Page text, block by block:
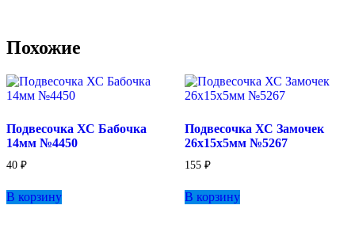
Похожие
Подвесочка ХС Бабочка
14мм №4450
40 ₽
В корзину
Подвесочка ХС Замочек
26х15х5мм №5267
155 ₽
В корзину